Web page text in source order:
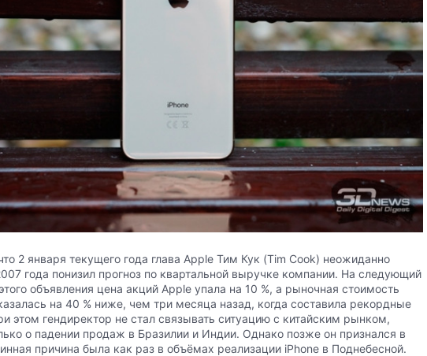
2 января текущего года глава Apple Тим Кук (Tim Cook) неожиданно
года понизил прогноз по квартальной выручке компании. На следующий
объявления цена акций Apple упала на 10 %, а рыночная стоимость
на 40 % ниже, чем три месяца назад, когда составила рекордные
этом гендиректор не стал связывать ситуацию с китайским рынком,
о падении продаж в Бразилии и Индии. Однако позже он признался в
причина была как раз в объёмах реализации iPhone в Поднебесной.